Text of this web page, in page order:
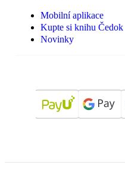
Mobilní aplikace
Kupte si knihu Čedok
Novinky